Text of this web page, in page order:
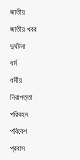
জাতীয়
জাতীয় খবর
দুর্ঘটনা
ধর্ম
ধর্মীয়
নিরাপত্তা
পরিবহন
পরিবেশ
প্রবাস